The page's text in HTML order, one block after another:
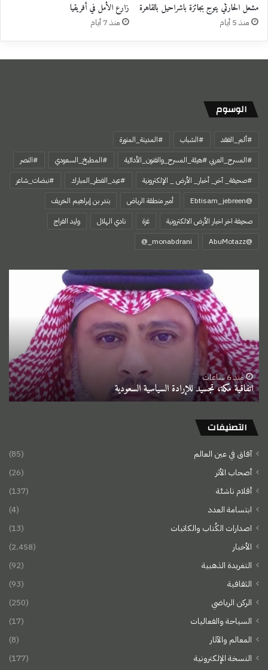
منذ 5 أيام
زارع الأمل في أفريقيا
منذ 7 أيام
الوسوم
#ألم_الفقد #الشباب
#المدينة_المنورة
#المسرح_العربي #هيئة_المسرح_والفنون_الأدائية
#المطبخ_السعودي
#النصر
#صحيفة_ آخر_ أخبار_ الأرض _ الإلكترونية
#عيد_الفطر_المبارك
#نبضات_شاعر
@Ebtisam_jebreen
أمير منطقة الرياض
بندر بن إبراهيم الخريف
صحيفة اخر اخبار الأرض الالكترونية
غزة نادي الهلال
وليد الفراج
‏@AbuMotazz
السياسية
السعودية
منذ 6 ساعات
اتفاقية مكة، تجسيد للإرادة السياسية السعودية
التصنيفات
آفاق في عين العالم
(85)
أصحاب الأثر
(26)
أقلام ناشئة
(137)
ابتسامة العدد
(4)
اصدارات الكُتاب والكاتبات
(13)
الأخبار
(2٬458)
التغريدة الذهبية
(92)
الثقافية
(93)
الركن الرياضي
(250)
السياحة والفعاليات
(17)
المعالم والآثار
(8)
النسخة الإلكترونية
(177)